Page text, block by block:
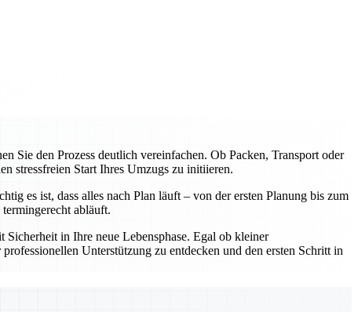
Sie den Prozess deutlich vereinfachen. Ob Packen, Transport oder
stressfreien Start Ihres Umzugs zu initiieren.
es ist, dass alles nach Plan läuft – von der ersten Planung bis zum
abläuft.
in Ihre neue Lebensphase. Egal ob kleiner
Unterstützung zu entdecken und den ersten Schritt in